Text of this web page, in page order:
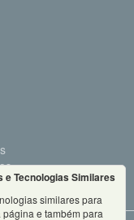
e Tecnologias Similares
similares para
e também para